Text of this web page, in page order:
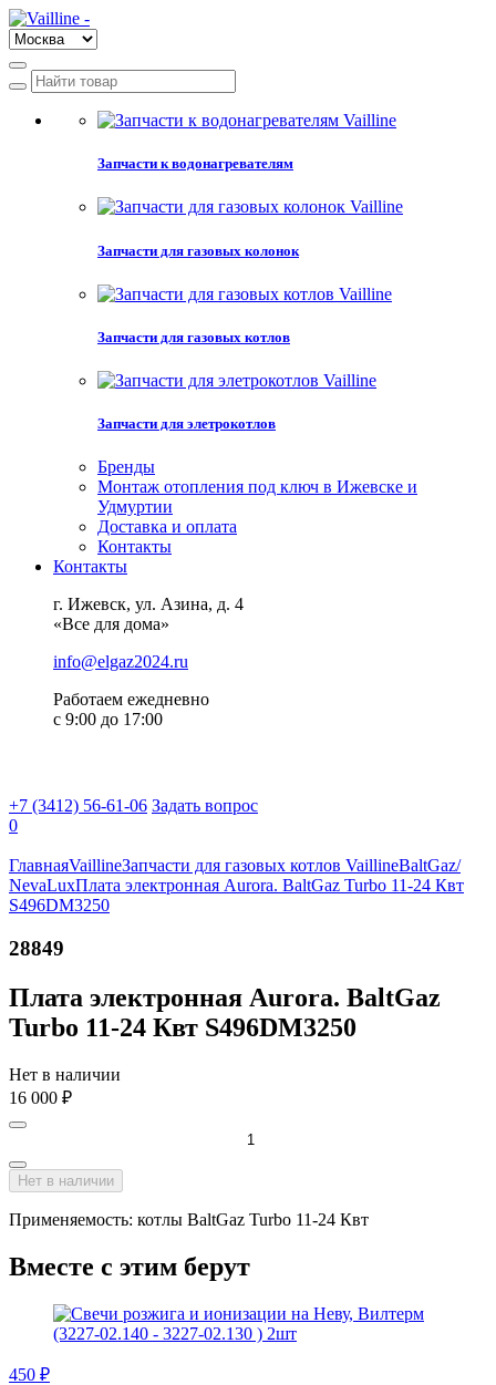
Запчасти к водонагревателям
Запчасти для газовых колонок
Запчасти для газовых котлов
Запчасти для элетрокотлов
Бренды
Монтаж отопления под ключ в Ижевске и
Удмуртии
Доставка и оплата
Контакты
Контакты
г. Ижевск, ул. Азина, д. 4
«Все для дома»
info@elgaz2024.ru
Работаем eжедневно
с 9:00 до 17:00
+7 (3412) 56-61-06 Задать вопрос
0
ГлавнаяVaillineЗапчасти для газовых котлов VaillineBaltGaz/
NevaLuxПлата электронная Aurora. BaltGaz Turbo 11-24 Квт
S496DM3250
28849
Плата электронная Aurora. BaltGaz
Turbo 11-24 Квт S496DM3250
Нет в наличии
16 000 ₽
Нет в наличии
Применяемость: котлы BaltGaz Turbo 11-24 Квт
Вместе с этим берут
450 ₽